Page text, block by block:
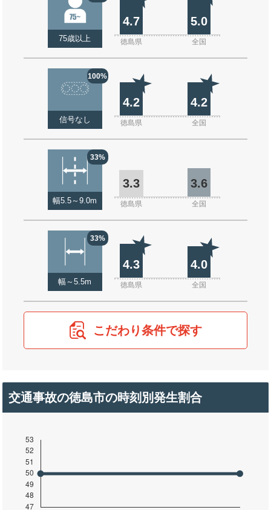
75歳以上
4.7 5.0
徳島県 全国
100%
信号なし
4.2 4.2
徳島県 全国
33%
幅5.5～9.0m
3.3 3.6
徳島県 全国
33%
幅～5.5m
4.3 4.0
徳島県 全国
こだわり条件で探す
交通事故の徳島市の時刻別発生割合